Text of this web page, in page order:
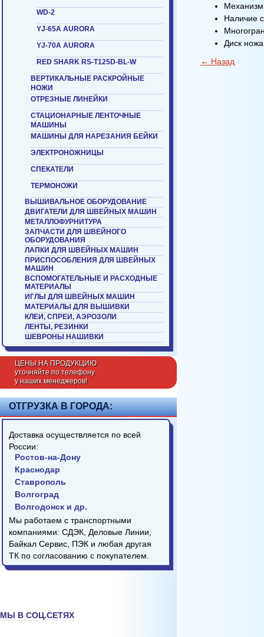
WD-2
YJ-65A AURORA
YJ-70A AURORA
RED SHARK RS-T125D-BL-W
ВЕРТИКАЛЬНЫЕ РАСКРОЙНЫЕ
НОЖИ
ОТРЕЗНЫЕ ЛИНЕЙКИ
СТАЦИОНАРНЫЕ ЛЕНТОЧНЫЕ
МАШИНЫ
МАШИНЫ ДЛЯ НАРЕЗАНИЯ БЕЙКИ
ЭЛЕКТРОНОЖНИЦЫ
СПЕКАТЕЛИ
ТЕРМОНОЖИ
ВЫШИВАЛЬНОЕ ОБОРУДОВАНИЕ
ДВИГАТЕЛИ ДЛЯ ШВЕЙНЫХ МАШИН
МЕТАЛЛОФУРНИТУРА
ЗАПЧАСТИ ДЛЯ ШВЕЙНОГО
ОБОРУДОВАНИЯ
ЛАПКИ ДЛЯ ШВЕЙНЫХ МАШИН
ПРИСПОСОБЛЕНИЯ ДЛЯ ШВЕЙНЫХ
МАШИН
ВСПОМОГАТЕЛЬНЫЕ И РАСХОДНЫЕ
МАТЕРИАЛЫ
ИГЛЫ ДЛЯ ШВЕЙНЫХ МАШИН
МАТЕРИАЛЫ ДЛЯ ВЫШИВКИ
КЛЕИ, СПРЕИ, АЭРОЗОЛИ
ЛЕНТЫ, РЕЗИНКИ
ШЕВРОНЫ НАШИВКИ
ЦЕНЫ НА ПРОДУКЦИЮ
уточняйте по телефону
у наших менеджеров!
ОТГРУЗКА В ГОРОДА:
Доставка осуществляется по всей
России:
Ростов-на-Дону
Краснодар
Ставрополь
Волгоград
Волгодонск и др.
Мы работаем с транспортными
компаниями: СДЭК, Деловые Линии,
Байкал Сервис, ПЭК и любая другая
ТК по согласованию с покупателем.
МЫ В СОЦ.СЕТЯХ
Механизм
Наличие
Диск
← Назад